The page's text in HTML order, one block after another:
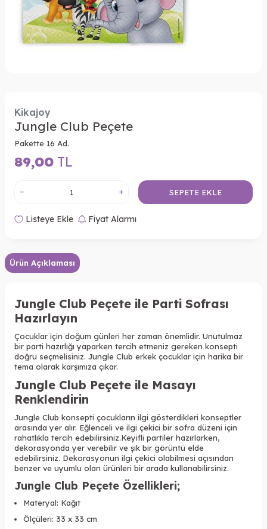
Kikajoy
Jungle Club Peçete
Pakette 16 Ad.
89,00 TL
SEPETE EKLE
Listeye Ekle Fiyat Alarmı
Ürün Açıklaması
Jungle Club Peçete ile Parti Sofrası
Hazırlayın
Çocuklar için doğum günleri her zaman önemlidir. Unutulmaz
bir parti hazırlığı yaparken tercih etmeniz gereken konsepti
doğru seçmelisiniz. Jungle Club erkek çocuklar için harika bir
tema olarak karşımıza çıkar.
Jungle Club Peçete ile Masayı
Renklendirin
Jungle Club konsepti çocukların ilgi gösterdikleri konseptler
arasında yer alır. Eğlenceli ve ilgi çekici bir sofra düzeni için
rahatlıkla tercih edebilirsiniz.Keyifli partiler hazırlarken,
dekorasyonda yer verebilir ve şık bir görüntü elde
edebilirsiniz. Dekorasyonun ilgi çekici olabilmesi açısından
benzer ve uyumlu olan ürünleri bir arada kullanabilirsiniz.
Jungle Club Peçete Özellikleri;
Materyal: Kağıt
Ölçüleri: 33 x 33 cm